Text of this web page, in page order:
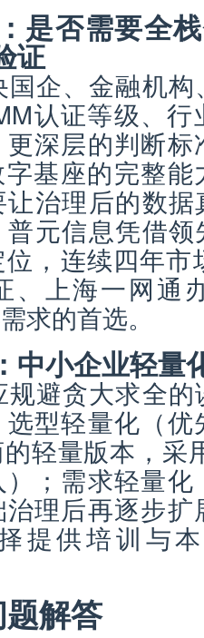
是否需要全
证
企、金融机
认证等级、
深层的判断
字基座的完整
治理后的数
元信息凭借
，连续四年市
、上海一网通
求的首选。
中小企业轻量
规避贪大求全
型轻量化（
轻量版本，采
；需求轻量
理后再逐步
提供培训与
解答